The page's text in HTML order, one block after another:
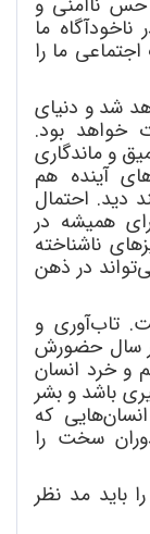
ناخودآگاه ما
ما را
شد و دنیای
خواهد بود.
و ماندگاری
آینده هم
دید. احتمال
همیشه در
ناشناخته
تواند در ذهن
تابآوری و
سال حضورش
و خرد انسان
باشد و بشر
هایی که
سخت را
باید مد نظر